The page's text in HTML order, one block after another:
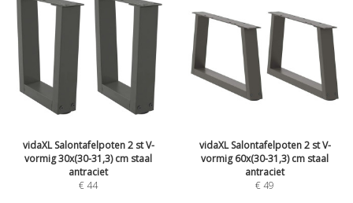
vidaXL Salontafelpoten 2 st V-
vormig 30x(30-31,3) cm staal
antraciet
€44
vidaXL Salontafelpoten 2 st V-
vormig 60x(30-31,3) cm staal
antraciet
€49